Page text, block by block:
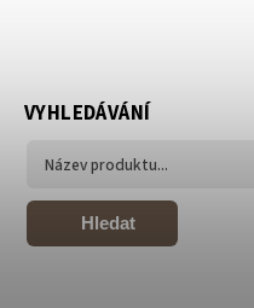
VYHLEDÁVÁNÍ
Hledat